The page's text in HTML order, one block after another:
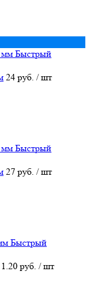
Быстрый
24 руб. / шт
Быстрый
27 руб. / шт
Быстрый
1.20 руб. / шт